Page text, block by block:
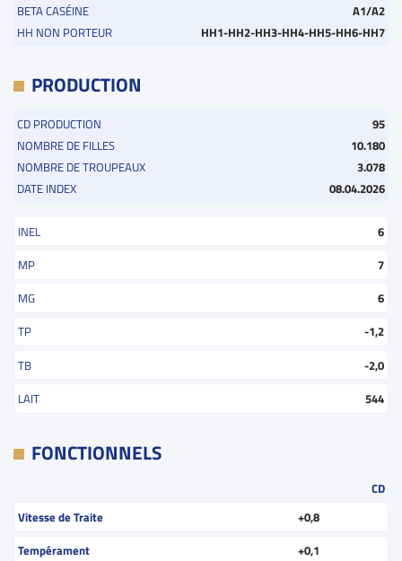
BETA CASÉINE
A1/A2
HH NON PORTEUR
HH1-HH2-HH3-HH4-HH5-HH6-HH7
PRODUCTION
CD PRODUCTION
95
NOMBRE DE FILLES
10.180
NOMBRE DE TROUPEAUX
3.078
DATE INDEX
08.04.2026
INEL
6
MP
7
MG
6
TP
-1,2
TB
-2,0
LAIT
544
FONCTIONNELS
CD
Vitesse de Traite
+0,8
Tempérament
+0,1